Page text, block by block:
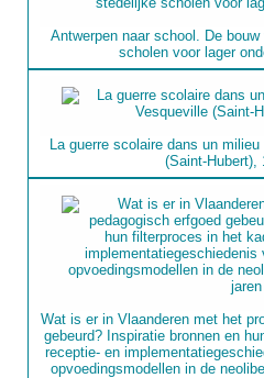
Antwerpen naar school. De
scholen voor lager
La guerre scolaire dans un
(Saint-Hubert),
Wat is er in Vlaanderen met het
gebeurd? Inspiratie bronnen en
receptie- en
opvoedingsmodellen in de